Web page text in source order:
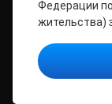
Федерации
жительства)